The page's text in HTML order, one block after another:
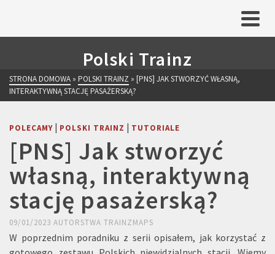
Polski Trainz
STRONA DOMOWA » POLSKI TRAINZ » [PNS] JAK STWORZYĆ WŁASNĄ,
INTERAKTYWNĄ STACJĘ PASAŻERSKĄ?
POLECAMY | POLSKI TRAINZ | TUTORIALE
[PNS] Jak stworzyć
własną, interaktywną
stację pasażerską?
09/01/2023 AUTORSTWA TRAINZMAPS
W poprzednim poradniku z serii opisałem, jak korzystać z